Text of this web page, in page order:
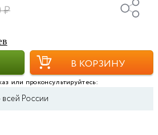
₽
В КОРЗИНУ
или проконсультируйтесь:
России